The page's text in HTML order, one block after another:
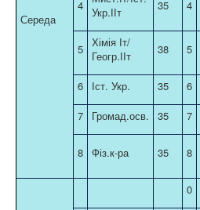
Середа
4 Укр.ІІт
35 4
5 Хімія Іт/
Геогр.ІІт
38 5
6 Іст. Укр. 35 6
7
Громад.осв. 35 7
8 Фіз.к-ра 35 8
0